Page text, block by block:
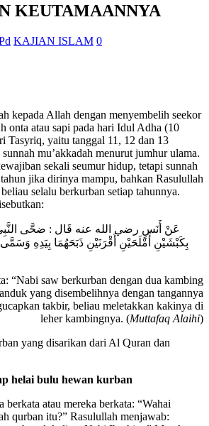
KEUTAMAANNYA
KAJIAN ISLAM 0
kepada Allah dengan menyembelih seekor
onta atau sapi pada hari Idul Adha (10
Tasyriq, yaitu tanggal 11, 12 dan 13
mu’akkadah menurut jumhur ulama.
sekali seumur hidup, tetapi sunnah
jika dirinya mampu, bahkan Rasulullah
selalu berkurban setiap tahunnya.
عَنْ أَنَسٍ رضي الله عنه قَال : ضحَّى
بِكَبْشَيْنِ أَمْلَحَيْنِ أَقْرَنَيْنِ ذَبَحَهُمَا بِيَدِهِ
“Nabi saw berkurban dengan dua kambing
yang disembelihnya dengan tangannya
takbir, beliau meletakkan kakinya di
leher kambingnya. (Muttafaq Alaihi)
yang disarikan dari Al Quran dan
helai bulu hewan kurban
atau mereka berkata: “Wahai
qurban itu?” Rasulullah menjawab: